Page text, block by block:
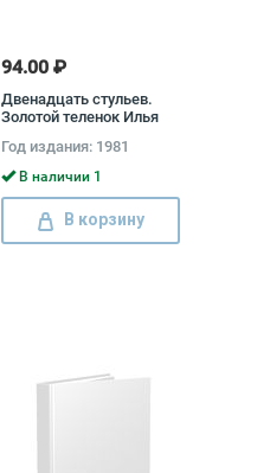
94.00 ₽
Двенадцать стульев.
Золотой теленок Илья
Год издания: 1981
В наличии 1
В корзину